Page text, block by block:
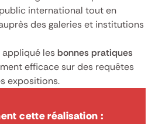
international tout en
des galeries et institutions
appliqué lesbonnes pratiques
efficace sur des requêtes
expositions.
cette réalisation :